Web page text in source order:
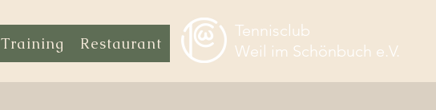
Training Restaurant
Tennisclub
Weil im Schönbuch e.V.